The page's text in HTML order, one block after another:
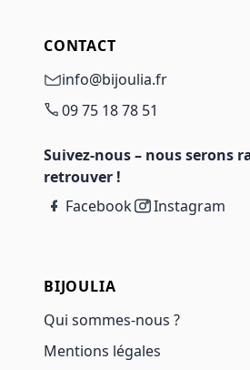
CONTACT
info@bijoulia.fr
09 75 18 78 51
Suivez-nous – nous serons
retrouver !
Facebook
Instagram
BIJOULIA
Qui sommes-nous ?
Mentions légales